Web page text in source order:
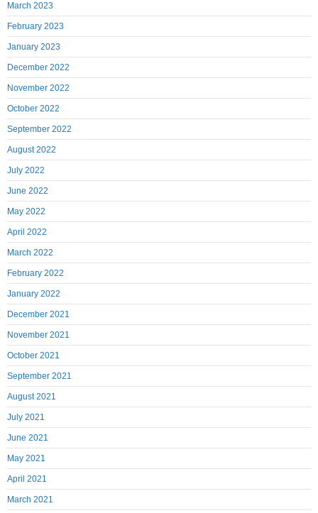
March 2023
February 2023
January 2023
December 2022
November 2022
October 2022
September 2022
August 2022
July 2022
June 2022
May 2022
April 2022
March 2022
February 2022
January 2022
December 2021
November 2021
October 2021
September 2021
August 2021
July 2021
June 2021
May 2021
April 2021
March 2021